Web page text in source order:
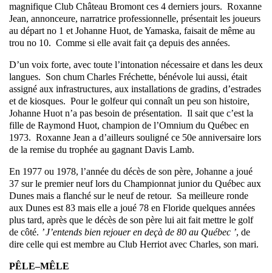
magnifique Club Château Bromont ces 4 derniers jours. Roxanne
Jean, annonceure, narratrice professionnelle, présentait les joueurs
au départ no 1 et Johanne Huot, de Yamaska, faisait de même au
trou no 10. Comme si elle avait fait ça depuis des années.
D’un voix forte, avec toute l’intonation nécessaire et dans les deux
langues. Son chum Charles Fréchette, bénévole lui aussi, était
assigné aux infrastructures, aux installations de gradins, d’estrades
et de kiosques. Pour le golfeur qui connaît un peu son histoire,
Johanne Huot n’a pas besoin de présentation. Il sait que c’est la
fille de Raymond Huot, champion de l’Omnium du Québec en
1973. Roxanne Jean a d’ailleurs souligné ce 50e anniversaire lors
de la remise du trophée au gagnant Davis Lamb.
En 1977 ou 1978, l’année du décès de son père, Johanne a joué
37 sur le premier neuf lors du Championnat junior du Québec aux
Dunes mais a flanché sur le neuf de retour. Sa meilleure ronde
aux Dunes est 83 mais elle a joué 78 en Floride quelques années
plus tard, après que le décès de son père lui ait fait mettre le golf
de côté. ’ J’entends bien rejouer en deçà de 80 au Québec ’, de
dire celle qui est membre au Club Herriot avec Charles, son mari.
PÊLE–MÊLE